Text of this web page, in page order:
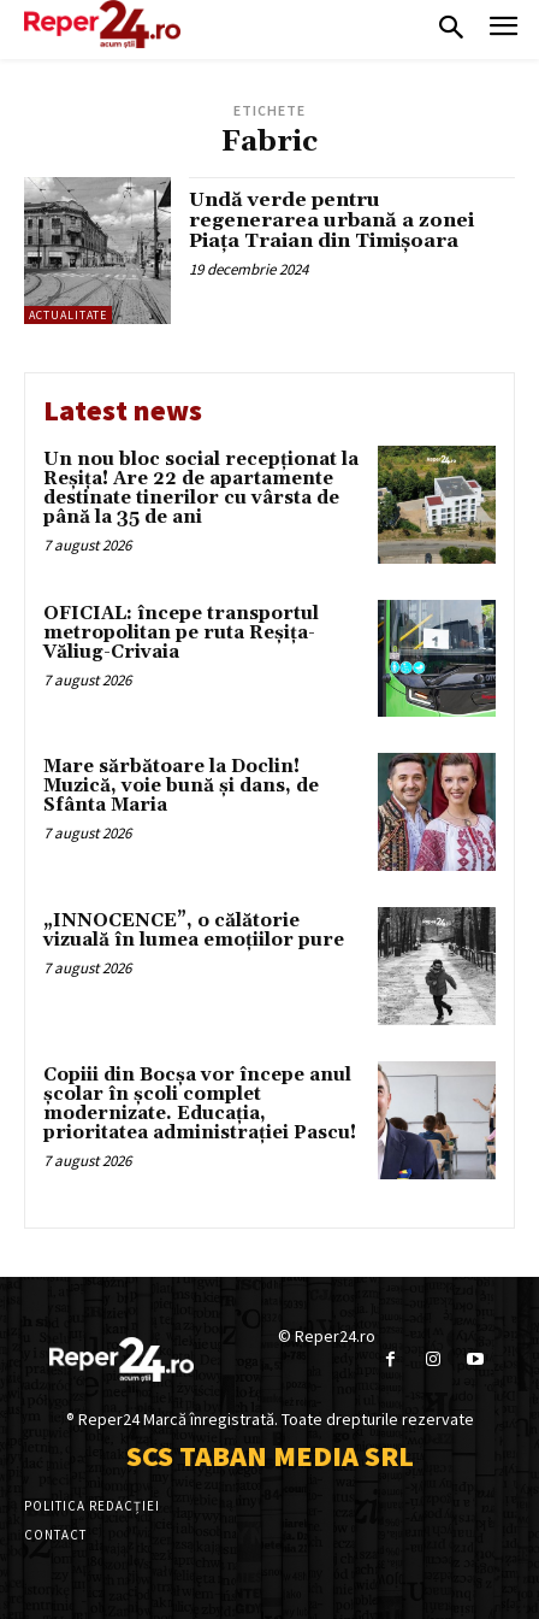
ETICHETE
Fabric
ACTUALITATE
Undă verde pentru
regenerarea urbană a zonei
Piața Traian din Timișoara
19 decembrie 2024
Latest news
Un nou bloc social recepționat la
Reșița! Are 22 de apartamente
destinate tinerilor cu vârsta de
până la 35 de ani
7 august 2026
OFICIAL: începe transportul
metropolitan pe ruta Reșița-
Văliug-Crivaia
7 august 2026
Mare sărbătoare la Doclin!
Muzică, voie bună și dans, de
Sfânta Maria
7 august 2026
„INNOCENCE”, o călătorie
vizuală în lumea emoțiilor pure
7 august 2026
Copiii din Bocșa vor începe anul
școlar în școli complet
modernizate. Educația,
prioritatea administrației Pascu!
7 august 2026
© Reper24.ro
® Reper24 Marcă înregistrată. Toate drepturile rezervate
SCS TABAN MEDIA SRL
POLITICA REDACȚIEI
CONTACT